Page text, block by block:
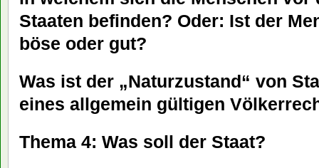
Staaten befinden? Oder: Ist der
böse oder gut?
Was ist der „Naturzustand“ von
eines allgemein gültigen
Thema 4: Was soll der Staat?